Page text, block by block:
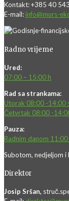
Kontakt: +385 40
E-mail: info@murs-
Radno vrijeme
Ured:
07:00 – 15:00 h
Rad sa strankama:
Utorak 08:00 -14:00
Četvrtak 08:00 -
Pauza:
Radnim danom
Subotom, nedjeljom
Direktor
Josip Sršan,